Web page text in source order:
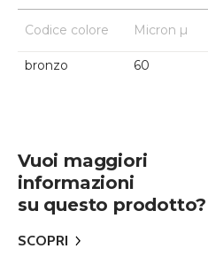
Codice colore Micron µ
bronzo 60
Vuoi maggiori
informazioni
su questo prodotto?
SCOPRI